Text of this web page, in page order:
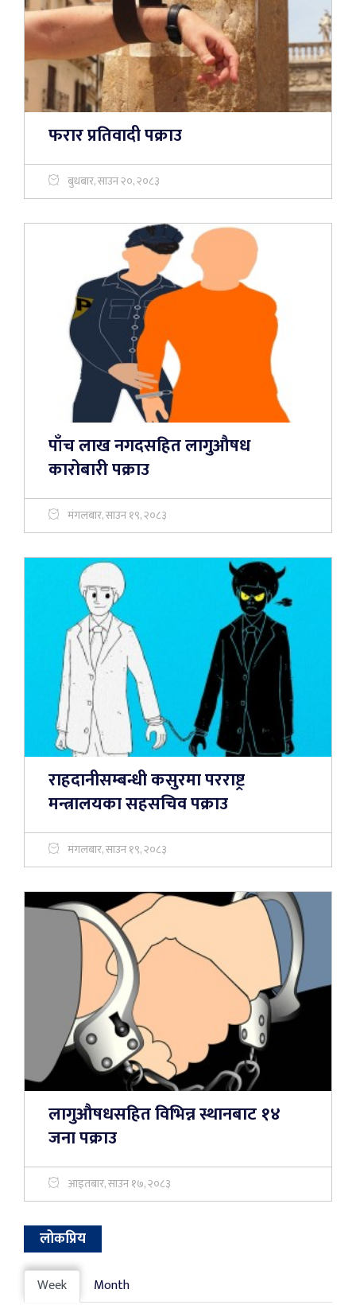
फरार प्रतिवादी पक्राउ
बुधबार, साउन २०, २०८३
पाँच लाख नगदसहित लागुऔषध
कारोबारी पक्राउ
मंगलबार, साउन १९, २०८३
राहदानीसम्बन्धी कसुरमा परराष्ट्र
मन्त्रालयका सहसचिव पक्राउ
मंगलबार, साउन १९, २०८३
लागुऔषधसहित विभिन्न स्थानबाट १४
जना पक्राउ
आइतबार, साउन १७, २०८३
लोकप्रिय
Week Month